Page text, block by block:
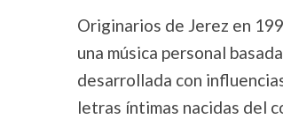
Originarios de Jerez en
una música personal
desarrollada con
letras íntimas nacidas del